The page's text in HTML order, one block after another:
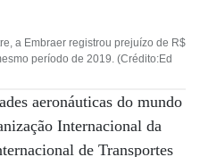
a Embraer registrou prejuízo de R$
período de 2019. (Crédito:Ed
aeronáuticas do mundo
Internacional da
de Transportes